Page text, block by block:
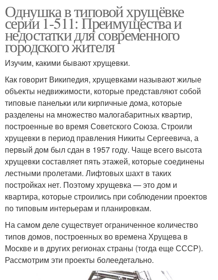
Однушка в типовой хрущёвке
серии 1-511: Преимущества и
недостатки для современного
городского жителя
Изучим, какими бывают хрущевки.
Как говорит Википедия, хрущевками называют жилые
объекты недвижимости, которые представляют собой
типовые панельки или кирпичные дома, которые
разделены на множество малогабаритных квартир,
построенные во время Советского Союза. Строили
хрущевки в период правления Никиты Сергеевича, а
первый дом был сдан в 1957 году. Чаще всего высота
хрущевки составляет пять этажей, которые соединены
лестными пролетами. Лифтовых шахт в таких
постройках нет. Поэтому хрущевка — это дом и
квартира, которые строились при соблюдении проектов
по типовым интерьерам и планировкам.
На самом деле существует ограниченное количество
типов домов, построенных во времена Хрущева в
Москве и в других регионах страны (тогда еще СССР).
Рассмотрим эти проекты болеедетально.